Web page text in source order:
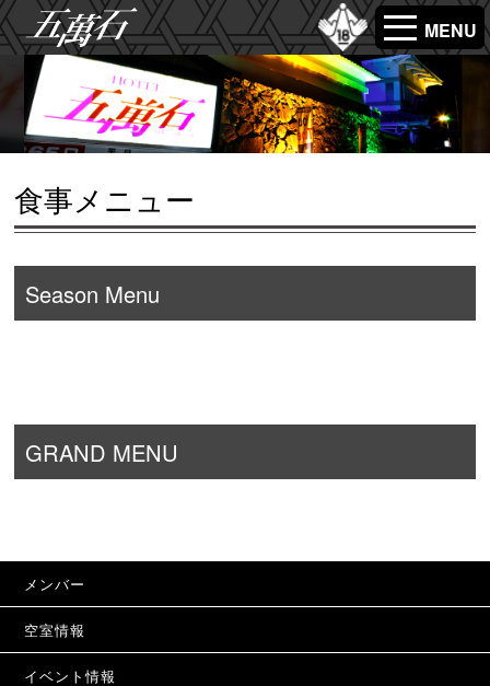
MENU
食事メニュー
Season Menu
GRAND MENU
メンバー
空室情報
イベント情報